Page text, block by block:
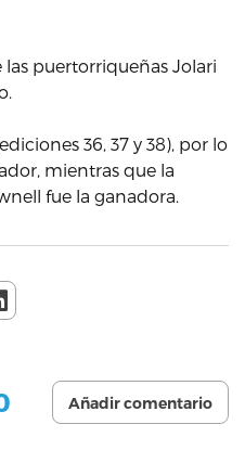
puertorriqueñas Jolari
36, 37 y 38), por lo
mientras que la
fue la ganadora.
Añadir comentario